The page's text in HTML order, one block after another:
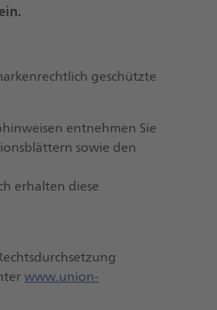
geschützte
entnehmen Sie
sowie den
erhalten diese
www.union-